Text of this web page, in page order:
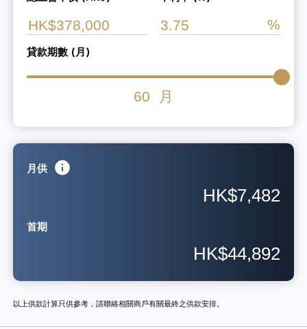
貸款期數 (月)
60 月
月供
HK$7,482
首期
HK$44,892
以上供款計算只供參考，請聯絡相關商戶有關最終之供款安排。